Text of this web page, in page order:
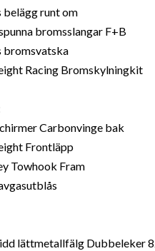
belägg runt om
bromsslangar F+B
bromsvatska
Racing Bromskylningkit
Carbonvinge bak
Frontläpp
Towhook Fram
lättmetallfälg Dubbeleker